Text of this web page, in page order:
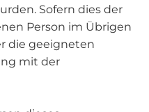
Sofern dies der
Person im Übrigen
die geeigneten
mit der